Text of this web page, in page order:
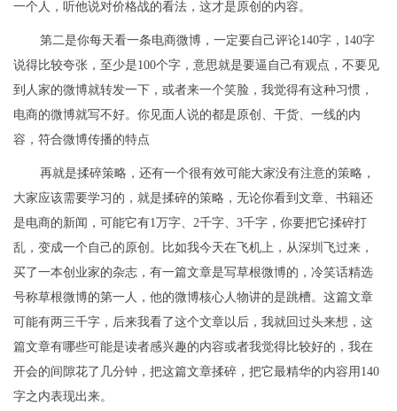
一个人，听他说对价格战的看法，这才是原创的内容。
第二是你每天看一条电商微博，一定要自己评论140字，140字
说得比较夸张，至少是100个字，意思就是要逼自己有观点，不要见
到人家的微博就转发一下，或者来一个笑脸，我觉得有这种习惯，
电商的微博就写不好。你见面人说的都是原创、干货、一线的内
容，符合微博传播的特点
再就是揉碎策略，还有一个很有效可能大家没有注意的策略，
大家应该需要学习的，就是揉碎的策略，无论你看到文章、书籍还
是电商的新闻，可能它有1万字、2千字、3千字，你要把它揉碎打
乱，变成一个自己的原创。比如我今天在飞机上，从深圳飞过来，
买了一本创业家的杂志，有一篇文章是写草根微博的，冷笑话精选
号称草根微博的第一人，他的微博核心人物讲的是跳槽。这篇文章
可能有两三千字，后来我看了这个文章以后，我就回过头来想，这
篇文章有哪些可能是读者感兴趣的内容或者我觉得比较好的，我在
开会的间隙花了几分钟，把这篇文章揉碎，把它最精华的内容用140
字之内表现出来。